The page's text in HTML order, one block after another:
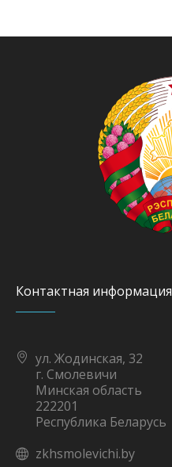
Контактная информация
ул. Жодинская, 32
г. Смолевичи
Минская область
222201
Республика Беларусь
zkhsmolevichi.by